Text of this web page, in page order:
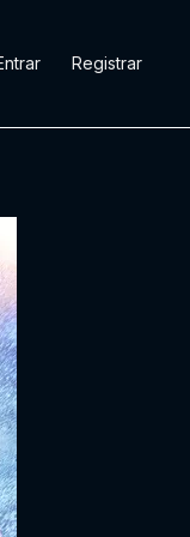
Registrar